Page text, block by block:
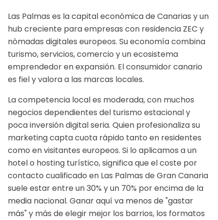
Las Palmas es la capital económica de Canarias y un
hub creciente para empresas con residencia ZEC y
nómadas digitales europeos. Su economía combina
turismo, servicios, comercio y un ecosistema
emprendedor en expansión. El consumidor canario
es fiel y valora a las marcas locales.
La competencia local es moderada, con muchos
negocios dependientes del turismo estacional y
poca inversión digital seria. Quien profesionaliza su
marketing capta cuota rápido tanto en residentes
como en visitantes europeos. Si lo aplicamos a un
hotel o hosting turístico, significa que el coste por
contacto cualificado en Las Palmas de Gran Canaria
suele estar entre un 30% y un 70% por encima de la
media nacional. Ganar aquí va menos de "gastar
más" y más de elegir mejor los barrios, los formatos